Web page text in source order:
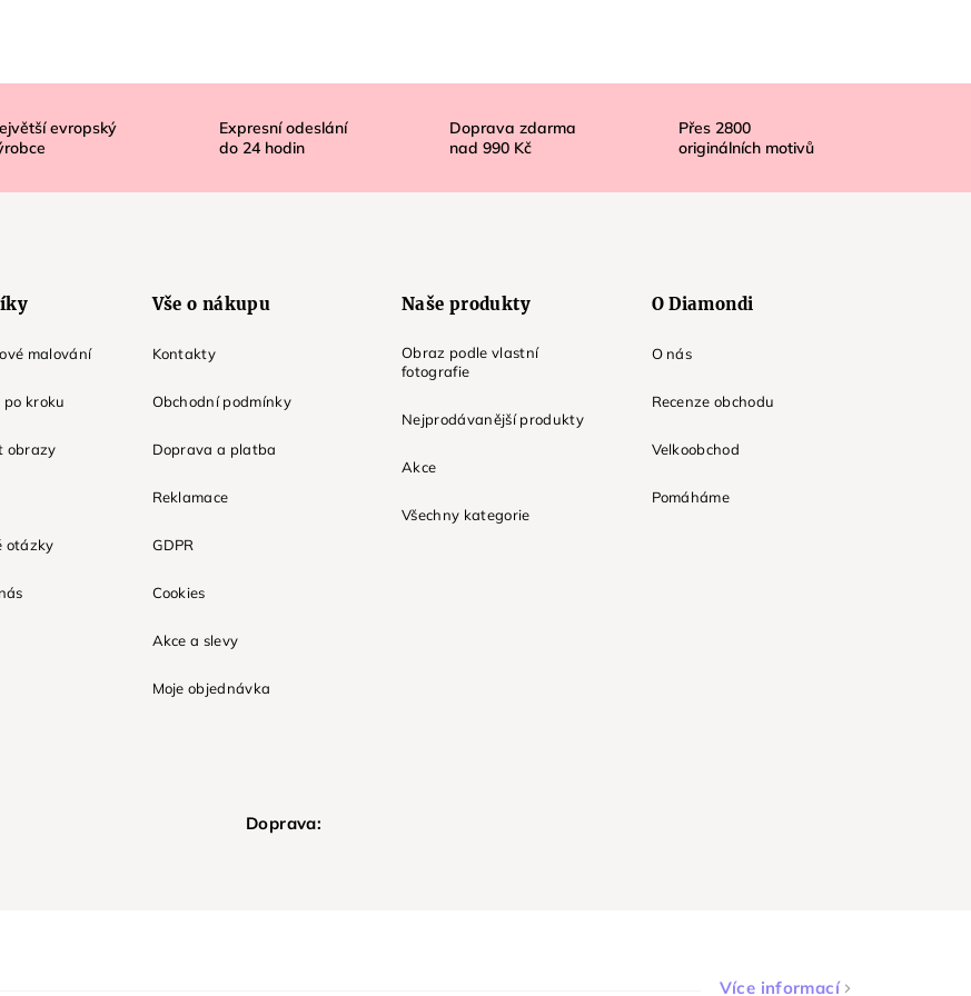
evropský
Expresní odeslání
do 24hodin
Doprava zdarma
nad 990 Kč
Přes 2800
originálních motivů
malování
po kroku
obrazy
otázky
Vše o nákupu
Kontakty
Obchodní podmínky
Doprava a platba
Reklamace
GDPR
Cookies
Akce a slevy
Moje objednávka
Naše produkty
Obraz podle vlastní
fotografie
Nejprodávanější produkty
Akce
Všechny kategorie
O Diamondi
O nás
Recenze obchodu
Velkoobchod
Pomáháme
Doprava:
Více informací